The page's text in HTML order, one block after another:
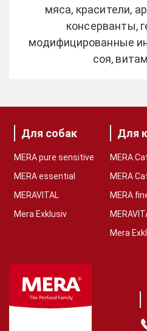
мяса, красители,
консерванты,
модифицированные
соя,
Для собак
MERA pure sensitive
MERA essential
MERAVITAL
Mera Exklusiv
Для
MERA
MERA
MERA
Mera